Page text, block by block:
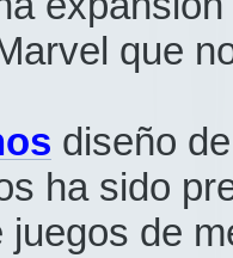
que
diseño
ha sido
juegos de